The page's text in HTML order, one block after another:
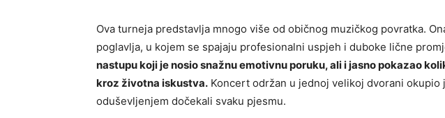
Ova turneja predstavlja mnogo više od običnog muzičkog povratka.
poglavlja, u kojem se spajaju profesionalni uspjeh i duboke lične
nastupu koji je nosio snažnu emotivnu poruku, ali i jasno pokazao
kroz životna iskustva. Koncert održan u jednoj velikoj dvorani okupio
oduševljenjem dočekali svaku pjesmu.